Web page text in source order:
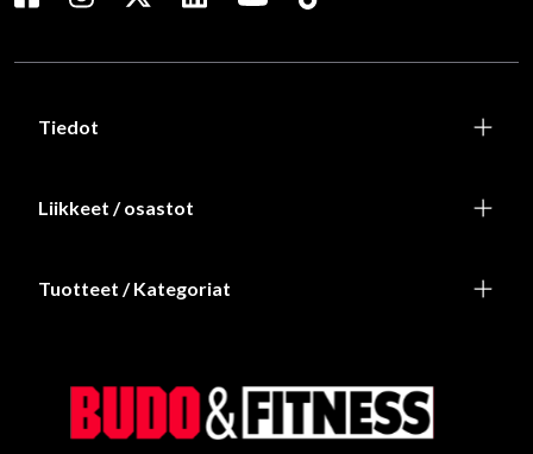
Tiedot
Liikkeet / osastot
Tuotteet / Kategoriat